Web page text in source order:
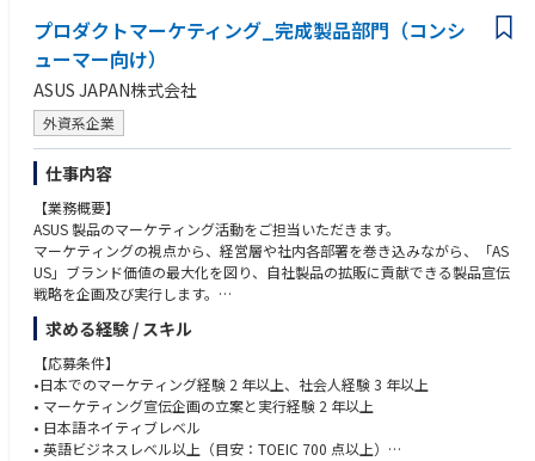
• パートナー企業（Microsoft、Google、AMD、Intel、NVIDIA など）と定
期会議の実施：年間や四半期の中長期のマーケティング戦略の展開、ファ
ンド獲得、コラボレーション提案
• ゲーム会社やコンテンツ会社やアプリケーション会社とのコラボレーシ
ョン企画と実施
【担当製品】
モニター、マザーボード、ビデオカード、パソコンケース、クーラー、電
源
ワークステーション、Wi-Fiルーター、光学ドライブ
パソコン周辺機器、ゲーミングデバイス（マウス、ヘットセット、オーデ
ィオ）
※担当製品は、経験や適性に応じて入社後に決定されます。
プロダクトマーケティング_完成製品部門（コンシ
ューマー向け）
ASUS JAPAN株式会社
外資系企業
仕事内容
【業務概要】
ASUS 製品のマーケティング活動をご担当いただきます。
マーケティングの視点から、経営層や社内各部署を巻き込みながら、「AS
US」ブランド価値の最大化を図り、自社製品の拡販に貢献できる製品宣伝
戦略を企画及び実行します。
競合製品及び市場分析に基づく、STP策定から、製品コンセプト戦略の設
計、予算管理、パートナー企業や各種コンテンツ会社とのコラボ企画、新
製品発表会、店舗のローンチイベントなどまで一気通貫で幅広く実施し、
自社製品の宣伝活動の牽引をお任せします。
また、海外本社との折衝でASUS製品の日本ローカライズ化の業務が多く
求める経験 / スキル
【応募条件】
•日本でのマーケティング経験 2 年以上、社会人経験 3 年以上
• マーケティング宣伝企画の立案と実行経験 2 年以上
• 日本語ネイティブレベル
• 英語ビジネスレベル以上（目安：TOEIC 700 点以上）